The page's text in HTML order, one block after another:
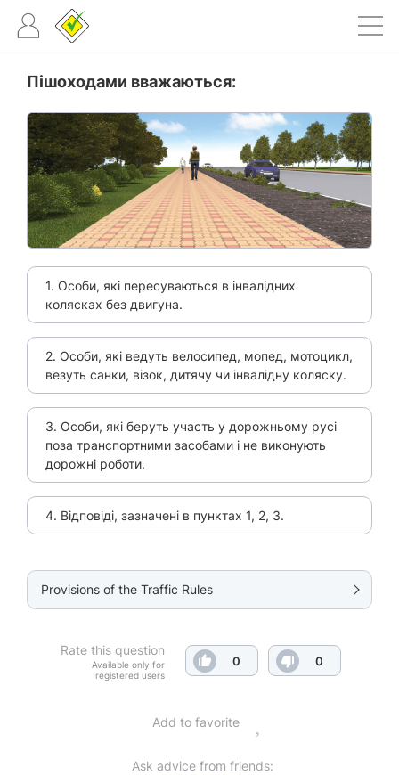
Пішоходами вважаються:
1. Особи, які пересуваються в інвалідних
колясках без двигуна.
2. Особи, які ведуть велосипед, мопед, мотоцикл,
везуть санки, візок, дитячу чи інвалідну коляску.
3. Особи, які беруть участь у дорожньому русі
поза транспортними засобами і не виконують
дорожні роботи.
4. Відповіді, зазначені в пунктах 1, 2, 3.
Provisions of the Traffic Rules
Rate this question
Available only for
registered users
0 0
Add to favorite
Ask advice from friends: